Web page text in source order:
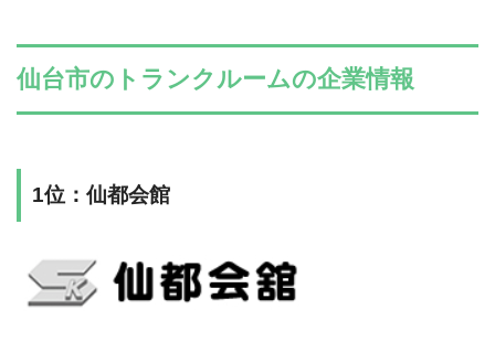
仙台市のトランクルームの企業情報
1位：仙都会館